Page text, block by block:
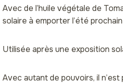
Avec de l’huile végétale de
solaire à emporter l’été
Utilisée après une exposition
Avec autant de pouvoirs, il